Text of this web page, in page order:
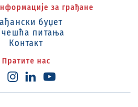
за грађане
буџет
питања
Контакт
Пратите нас